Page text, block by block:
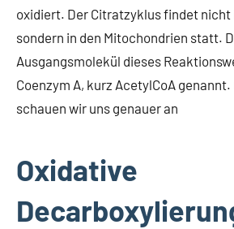
oxidiert. Der Citratzyklus findet nicht
sondern in den Mitochondrien statt.
Ausgangsmolekül dieses
Coenzym A, kurz AcetylCoA
schauen wir uns genauer an
Oxidative